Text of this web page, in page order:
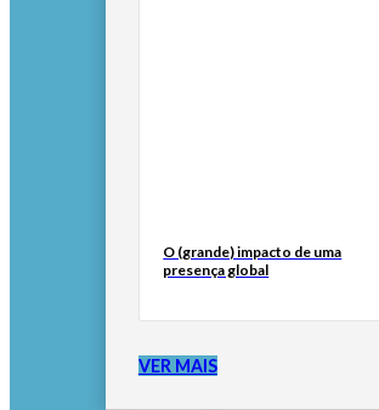
O (grande) impacto de uma
presença global
VER MAIS